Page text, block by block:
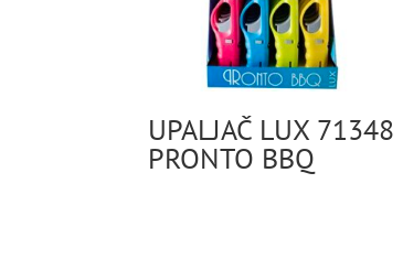
UPALJAČ LUX 71348
PRONTO BBQ